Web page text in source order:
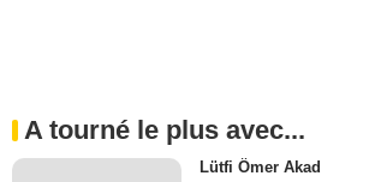
A tourné le plus avec...
Lütfi Ömer Akad